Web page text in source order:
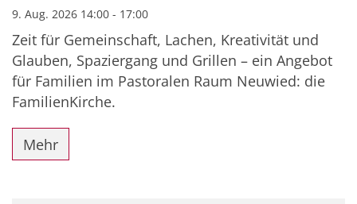
9. Aug. 2026 14:00 - 17:00
Zeit für Gemeinschaft, Lachen, Kreativität und
Glauben, Spaziergang und Grillen – ein Angebot
für Familien im Pastoralen Raum Neuwied: die
FamilienKirche.
Mehr